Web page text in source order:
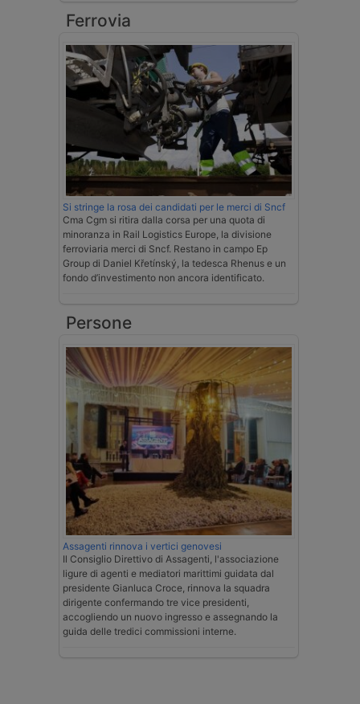
Ferrovia
Si stringe la rosa dei candidati per le merci di Sncf
Cma Cgm si ritira dalla corsa per una quota di
minoranza in Rail Logistics Europe, la divisione
ferroviaria merci di Sncf. Restano in campo Ep
Group di Daniel Křetínský, la tedesca Rhenus e un
fondo d’investimento non ancora identificato.
Persone
Assagenti rinnova i vertici genovesi
Il Consiglio Direttivo di Assagenti, l'associazione
ligure di agenti e mediatori marittimi guidata dal
presidente Gianluca Croce, rinnova la squadra
dirigente confermando tre vice presidenti,
accogliendo un nuovo ingresso e assegnando la
guida delle tredici commissioni interne.